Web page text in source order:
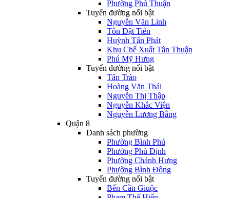
Phường Phú Thuận
Tuyến đường nổi bật
Nguyễn Văn Linh
Tôn Dật Tiên
Huỳnh Tấn Phát
Khu Chế Xuất Tân Thuận
Phú Mỹ Hưng
Tuyến đường nổi bật
Tân Trào
Hoàng Văn Thái
Nguyễn Thị Thập
Nguyễn Khắc Viện
Nguyễn Lương Bằng
Quận 8
Danh sách phường
Phường Bình Phú
Phường Phú Định
Phường Chánh Hưng
Phường Bình Đông
Tuyến đường nổi bật
Bến Cần Giuộc